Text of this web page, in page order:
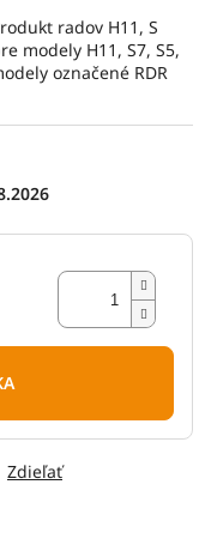
radov H11, S
modely H11, S7, S5,
označené RDR
Zdieľať